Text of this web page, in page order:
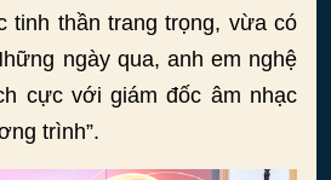
tinh thần trang trọng, vừa có
ngày qua, anh em nghệ
cực với giám đốc âm nhạc
trình”.